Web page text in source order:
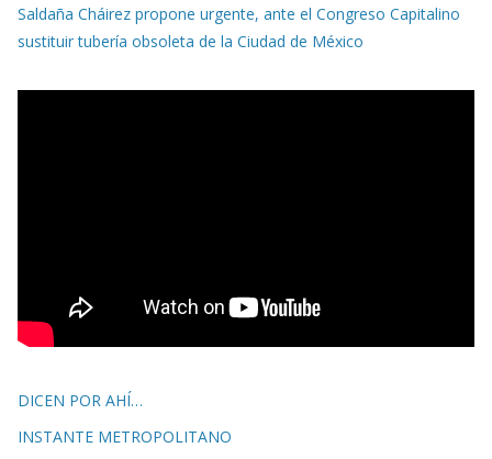
Saldaña Cháirez propone urgente, ante el Congreso Capitalino
sustituir tubería obsoleta de la Ciudad de México
DICEN POR AHÍ…
INSTANTE METROPOLITANO